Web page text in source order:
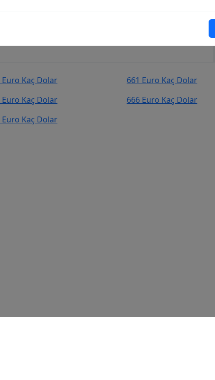
kurcevir.net adresinden takip
Euro Kaç Dolar 661 Euro Kaç Dolar
Euro Kaç Dolar 666 Euro Kaç Dolar
Euro Kaç Dolar